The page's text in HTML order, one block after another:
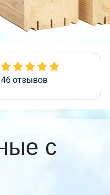
46отзывов
с